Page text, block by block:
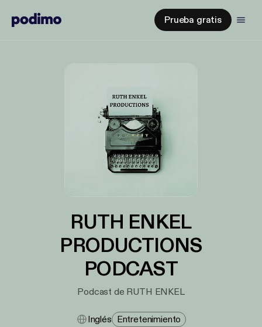
Prueba gratis
RUTH ENKEL
PRODUCTIONS
PODCAST
Podcast de RUTH ENKEL
Inglés Entretenimiento